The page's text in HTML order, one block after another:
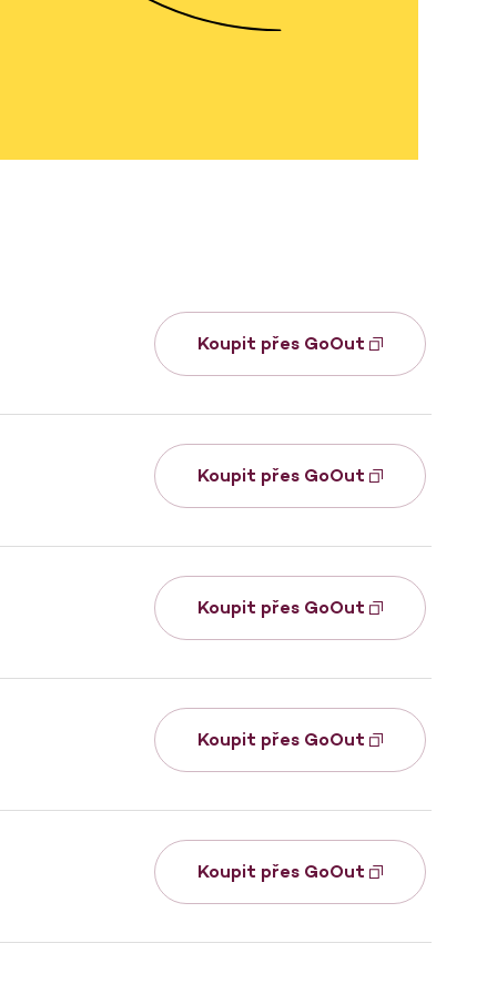
Koupit přes GoOut
Koupit přes GoOut
Koupit přes GoOut
Koupit přes GoOut
Koupit přes GoOut